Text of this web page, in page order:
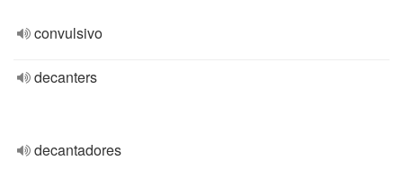
convulsivo
decanters
decantadores